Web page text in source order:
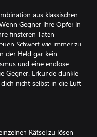
aus klassischen
Gegner ihre Opfer in
finsteren Taten
Schwert wie immer zu
der Held gar kein
und eine endlose
Gegner. Erkunde dunkle
nicht selbst in die Luft
Rätsel zu lösen